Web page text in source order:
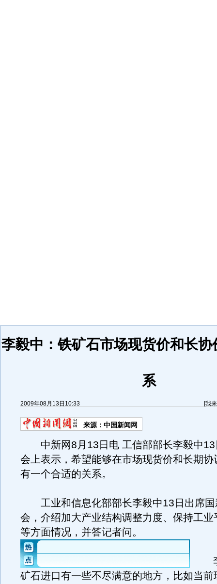
李毅中：铁矿石市场现货价和长协
系
2009年08月13日10:33 [我
来源： 中国新闻网
中新网8月13日电 工信部部长李毅中13
会上表示，希望能够在市场现货价和长期协
有一个合适的关系。
工业和信息化部部长李毅中13日出席国
会，介绍加大产业结构调整力度、保持工业
等方面情况，并答记者问。
李
矿石进口有一些不尽满意的地方，比如当前